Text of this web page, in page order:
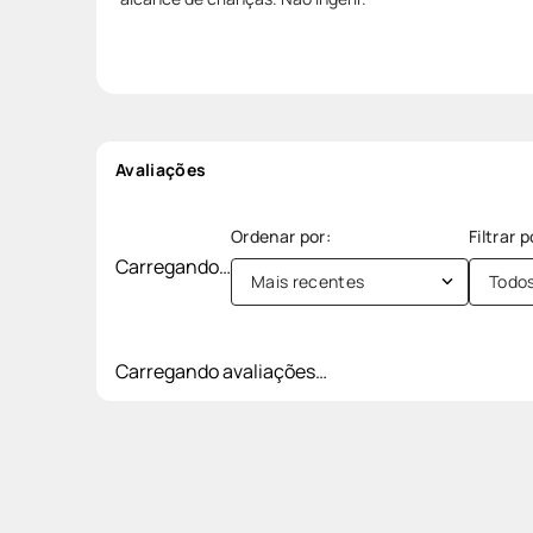
Avaliações
Carregando…
Mais recentes
Carregando avaliações…